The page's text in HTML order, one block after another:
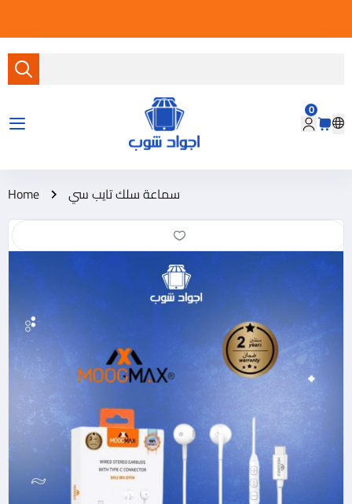
متجر أجواد شوب
0
Home سماعة سلك تايب سي